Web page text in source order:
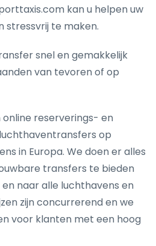
kan u helpen uw
stressvrij te maken.
snel en gemakkelijk
van tevoren of op
reserverings- en
op
in Europa. We doen er alles
transfers te bieden
naar alle luchthavens en
zijn concurrerend en we
voor klanten met een hoog